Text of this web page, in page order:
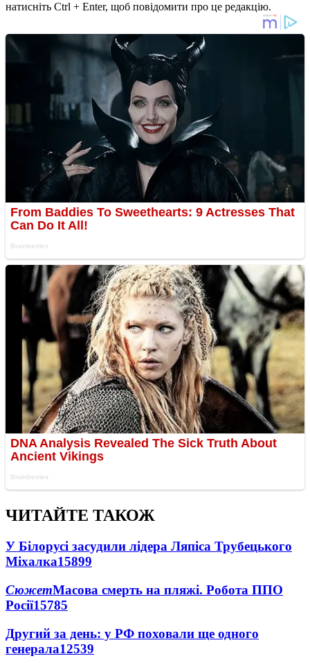
натисніть Ctrl + Enter, щоб повідомити про це редакцію.
ЧИТАЙТЕ ТАКОЖ
У Білорусі засудили лідера Ляпіса Трубецького
Міхалка15899
СюжетМасова смерть на пляжі. Робота ППО
Росії15785
Другий за день: у РФ поховали ще одного
генерала12539